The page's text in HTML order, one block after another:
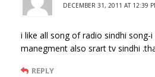
DECEMBER 31, 2011 AT 12:39
i like all song of radio sindhi song-
manegment also srart tv sindhi
REPLY